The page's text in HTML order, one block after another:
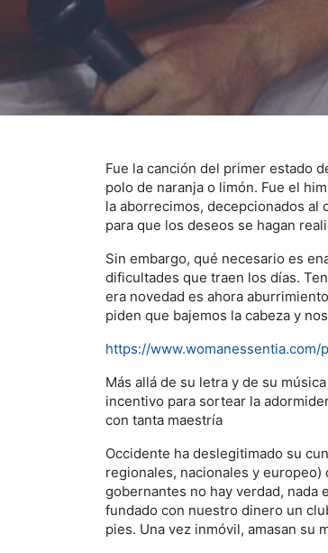
Fue la canción del primer estado
polo de naranja o limón. Fue el
la aborrecimos, decepcionados al
para que los deseos se hagan
Sin embargo, qué necesario es
dificultades que traen los días.
era novedad es ahora
piden que bajemos la cabeza y
https://
Más allá de su letra y de su
incentivo para sortear la
con tanta maestría
Occidente ha deslegitimado su
regionales, nacionales y
gobernantes no hay verdad, nada
fundado con nuestro dinero un
pies. Una vez inmóvil, amasan su